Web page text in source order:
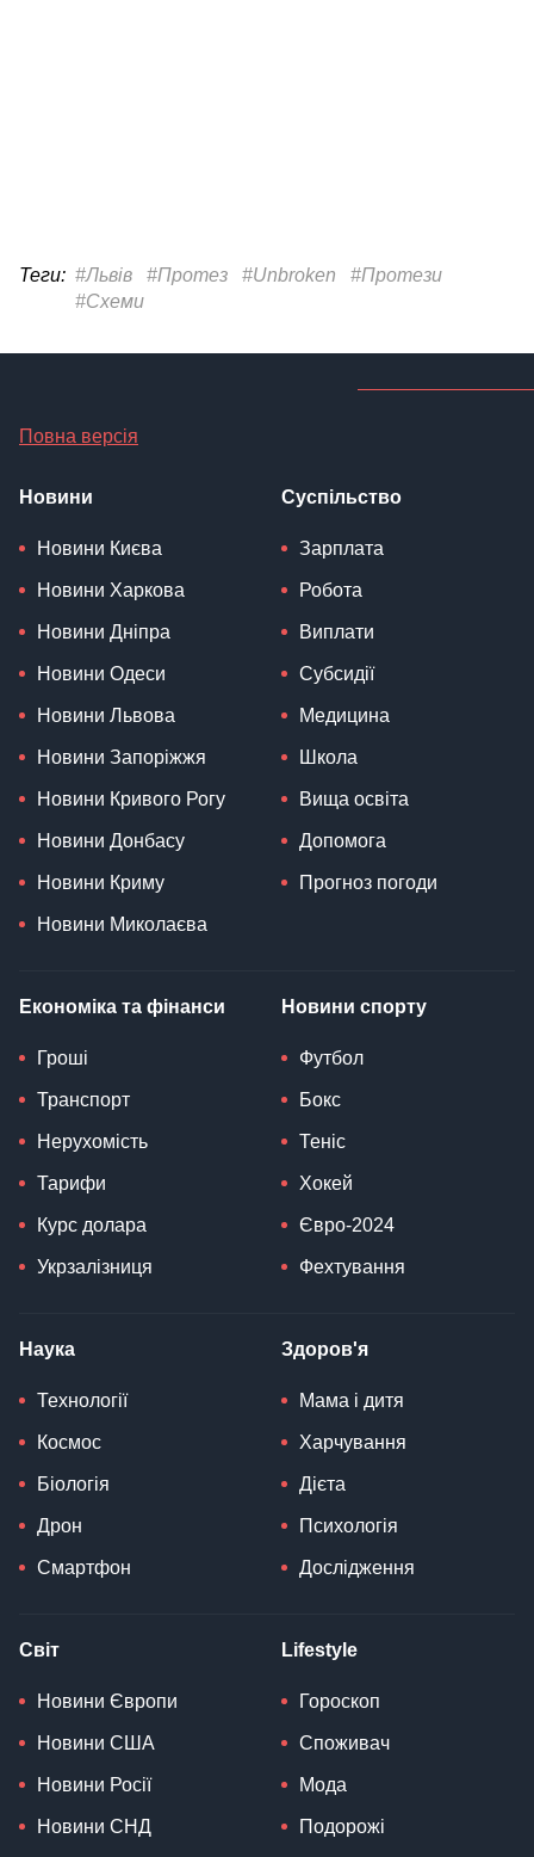
Теги: #Львів #Протез #Unbroken
#Протези
#Схеми
Повна версія
Новини
Новини Києва
Новини Харкова
Новини Дніпра
Новини Одеси
Новини Львова
Новини Запоріжжя
Новини Кривого Рогу
Новини Донбасу
Новини Криму
Новини Миколаєва
Суспільство
Зарплата
Робота
Виплати
Субсидії
Медицина
Школа
Вища освіта
Допомога
Прогноз погоди
Економіка та фінанси
Гроші
Транспорт
Нерухомість
Тарифи
Курс долара
Укрзалізниця
Новини спорту
Футбол
Бокс
Теніс
Хокей
Євро-2024
Фехтування
Наука
Технології
Космос
Біологія
Дрон
Смартфон
Здоров'я
Мама і дитя
Харчування
Дієта
Психологія
Дослідження
Світ
Новини Європи
Новини США
Новини Росії
Новини СНД
Lifestyle
Гороскоп
Споживач
Мода
Подорожі